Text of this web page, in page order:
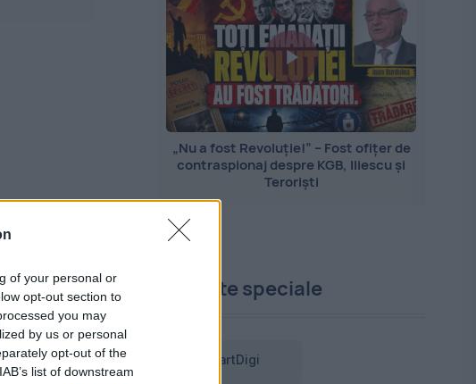
of your personal or
opt-out section to
you may
by us or personal
opt-out of the
list of downstream
„Nu a fost Revoluție!” – Fost ofițer de
contraspionaj despre KGB, Iliescu și
Teroriști
Proiecte speciale
SmartDigi